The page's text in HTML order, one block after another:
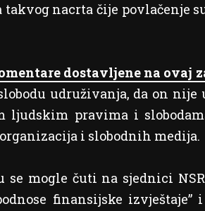
nacrta čije povlačenje
dostavljene na ovaj
udruživanja, da on nije
ljudskim pravima i
i slobodnih medija.
se mogle čuti na sjednici
finansijske